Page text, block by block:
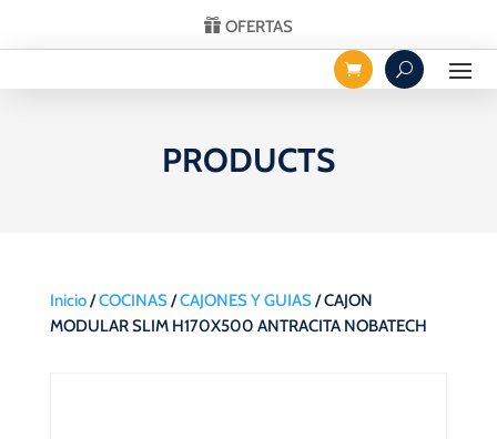
OFERTAS
PRODUCTS
Inicio/COCINAS/CAJONES Y GUIAS/ CAJON
MODULAR SLIM H170X500 ANTRACITA NOBATECH